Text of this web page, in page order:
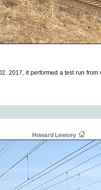
2017, it performed a test run
Howard Lewsey